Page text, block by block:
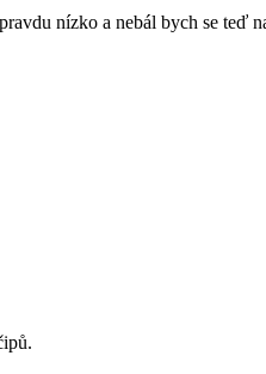
nízko a nebál bych se teď